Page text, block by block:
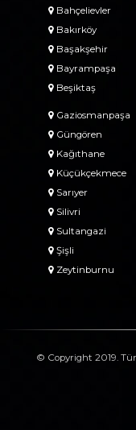
Bahçelievler
Bakırköy
Başakşehir
Bayrampaşa
Beşiktaş
Gaziosmanpaşa
Güngören
Kağıthane
Küçükçekmece
Sarıyer
Silivri
Sultangazi
Şişli
Zeytinburnu
© Copyright 2019.